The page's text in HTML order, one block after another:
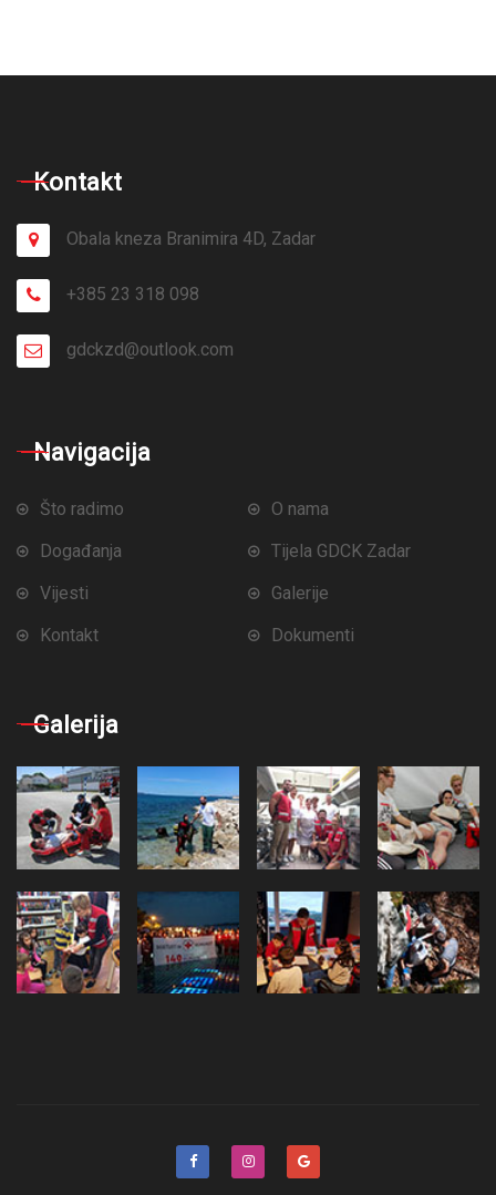
Kontakt
Obala kneza Branimira 4D, Zadar
+385 23 318 098
gdckzd@outlook.com
Navigacija
Što radimo
O nama
Događanja
Tijela GDCK Zadar
Vijesti
Galerije
Kontakt
Dokumenti
Galerija